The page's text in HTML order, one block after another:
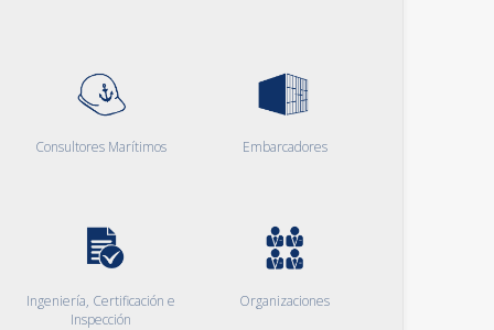
Consultores Marítimos Embarcadores
Ingeniería, Certificación e
Inspección
Organizaciones